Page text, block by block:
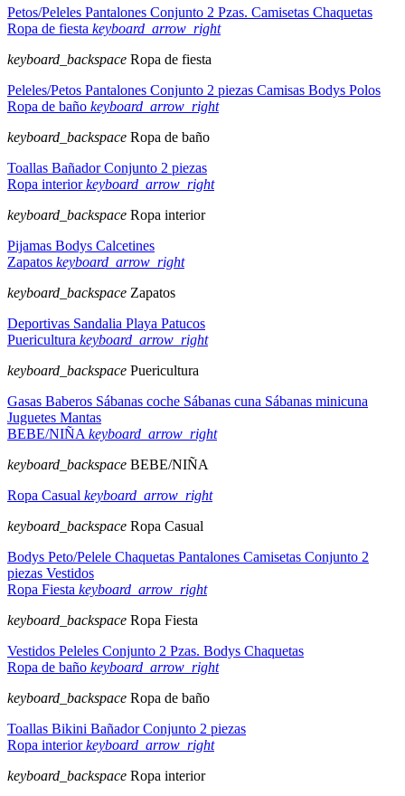
Petos/Peleles Pantalones Conjunto 2 Pzas. Camisetas Chaquetas
Ropa de fiesta keyboard_arrow_right
keyboard_backspace Ropa de fiesta
Peleles/Petos Pantalones Conjunto 2 piezas Camisas Bodys Polos
Ropa de baño keyboard_arrow_right
keyboard_backspace Ropa de baño
Toallas BañadorConjunto 2 piezas
Ropa interiorkeyboard_arrow_right
keyboard_backspace Ropa interior
Pijamas Bodys Calcetines
Zapatos keyboard_arrow_right
keyboard_backspace Zapatos
Deportivas Sandalia Playa Patucos
Puericultura keyboard_arrow_right
keyboard_backspace Puericultura
Gasas Baberos Sábanas coche Sábanas cuna Sábanas minicuna
Juguetes Mantas
BEBE/NIÑA keyboard_arrow_right
keyboard_backspace BEBE/NIÑA
Ropa Casual keyboard_arrow_right
keyboard_backspace Ropa Casual
Bodys Peto/Pelele Chaquetas Pantalones Camisetas Conjunto 2
piezas Vestidos
Ropa Fiesta keyboard_arrow_right
keyboard_backspace Ropa Fiesta
Vestidos Peleles Conjunto 2 Pzas. Bodys Chaquetas
Ropa de baño keyboard_arrow_right
keyboard_backspace Ropa de baño
Toallas Bikini BañadorConjunto 2 piezas
Ropa interiorkeyboard_arrow_right
keyboard_backspace Ropa interior